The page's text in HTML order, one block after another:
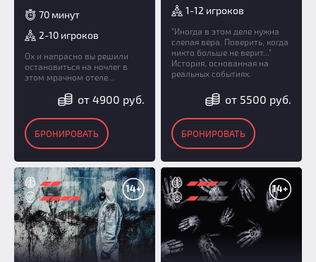
70 минут
2-10 игроков
Ох и напрасно вы решили
остановиться на ночлег в
этом мрачном отеле...
от 4900 руб.
БРОНИРОВАТЬ
1-12 игроков
"Иногда в этом деле нужна
слепая вера. Поверить, когда
никто больше не верит..."
История, основанная на
реальных событиях.
от 5500 руб.
БРОНИРОВАТЬ
14+ 14+